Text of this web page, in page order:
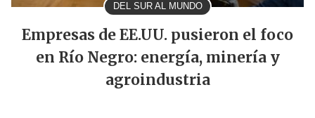
DEL SUR AL MUNDO
Empresas de EE.UU. pusieron el foco
en Río Negro: energía, minería y
agroindustria